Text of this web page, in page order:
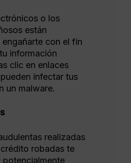
o los
están
con el fin
información
clic en enlaces
infectar tus
un malware.
realizadas
robadas te